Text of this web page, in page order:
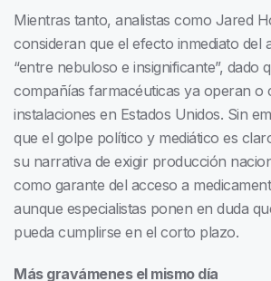
Mientras tanto, analistas como Jared
consideran que el efecto inmediato del
“entre nebuloso e insignificante”, dado
compañías farmacéuticas ya operan o
instalaciones en Estados Unidos. Sin
que el golpe político y mediático es
su narrativa de exigir producción
como garante del acceso a
aunque especialistas ponen en duda
pueda cumplirse en el corto plazo.
Más gravámenes el mismo día